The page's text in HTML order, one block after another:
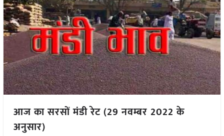
आज का सरसों मंडी रेट (29 नवम्बर 2022 के
अनुसार)